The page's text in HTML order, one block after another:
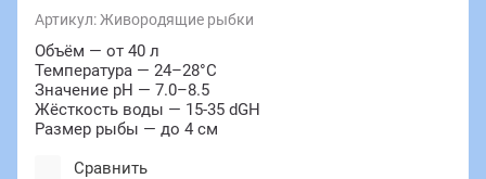
Артикул:Живородящие рыбки
Объём — от 40 л
Температура — 24–28°C
Значение pH — 7.0–8.5
Жёсткость воды — 15-35 dGH
Размер рыбы — до 4 см
Сравнить